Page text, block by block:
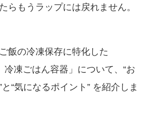
らもうラップには戻れません。
飯の冷凍保存に特化した
凍ごはん容器」について、 “お
“気になるポイント” を紹介しま